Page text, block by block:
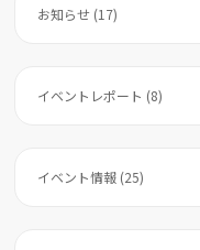
お知らせ (17)
イベントレポート (8)
イベント情報 (25)